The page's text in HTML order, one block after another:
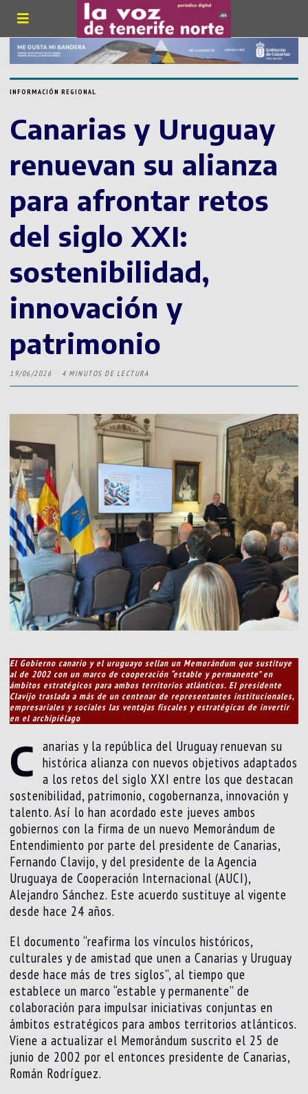
INFORMACIÓN REGIONAL
Canarias y Uruguay
renuevan su alianza
para afrontar retos
del siglo XXI:
sostenibilidad,
innovación y
patrimonio
19/06/2026 4 MINUTOS DE LECTURA
El Gobierno canario y el uruguayo sellan un Memorándum que sustituye
al de 2002 con un marco de cooperación “estable y permanente” en
ámbitos estratégicos para ambos territorios atlánticos. El presidente
Clavijo traslada a más de un centenar de representantes institucionales,
empresariales y sociales las ventajas fiscales y estratégicas de invertir
en el archipiélago
C anarias y la república del Uruguay renuevan su
histórica alianza con nuevos objetivos adaptados
a los retos del siglo XXI entre los que destacan
sostenibilidad, patrimonio, cogobernanza, innovación y
talento. Así lo han acordado este jueves ambos
gobiernos con la firma de un nuevo Memorándum de
Entendimiento por parte del presidente de Canarias,
Fernando Clavijo, y del presidente de la Agencia
Uruguaya de Cooperación Internacional (AUCI),
Alejandro Sánchez. Este acuerdo sustituye al vigente
desde hace 24 años.
El documento “reafirma los vínculos históricos,
culturales y de amistad que unen a Canarias y Uruguay
desde hace más de tres siglos”, al tiempo que
establece un marco “estable y permanente” de
colaboración para impulsar iniciativas conjuntas en
ámbitos estratégicos para ambos territorios atlánticos.
Viene a actualizar el Memorándum suscrito el 25 de
junio de 2002 por el entonces presidente de Canarias,
Román Rodríguez.